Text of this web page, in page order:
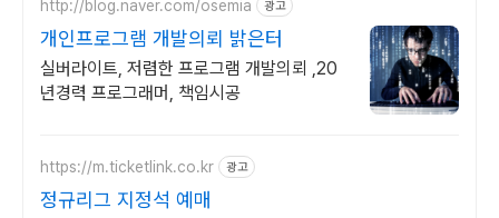
http://blog.naver.com/osemia 광고
개인프로그램 개발의뢰 밝은터
실버라이트, 저렴한 프로그램 개발의뢰 ,20
년경력 프로그래머, 책임시공
https://m.ticketlink.co.kr 광고
정규리그 지정석 예매